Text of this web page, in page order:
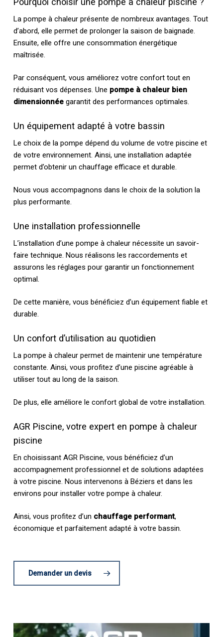
La pompe à chaleur présente de nombreux avantages. Tout
d’abord, elle permet de prolonger la saison de baignade.
Ensuite, elle offre une consommation énergétique
maîtrisée.
Par conséquent, vous améliorez votre confort tout en
réduisant vos dépenses. Une pompe à chaleur bien
dimensionnée garantit des performances optimales.
Un équipement adapté à votre bassin
Le choix de la pompe dépend du volume de votre piscine et
de votre environnement. Ainsi, une installation adaptée
permet d’obtenir un chauffage efficace et durable.
Nous vous accompagnons dans le choix de la solution la
plus performante.
Une installation professionnelle
L’installation d’une pompe à chaleur nécessite un savoir-
faire technique. Nous réalisons les raccordements et
assurons les réglages pour garantir un fonctionnement
optimal.
De cette manière, vous bénéficiez d’un équipement fiable et
durable.
Un confort d’utilisation au quotidien
La pompe à chaleur permet de maintenir une température
constante. Ainsi, vous profitez d’une piscine agréable à
utiliser tout au long de la saison.
De plus, elle améliore le confort global de votre installation.
AGR Piscine, votre expert en pompe à chaleur
piscine
En choisissant AGR Piscine, vous bénéficiez d’un
accompagnement professionnel et de solutions adaptées
à votre piscine. Nous intervenons à Béziers et dans les
environs pour installer votre pompe à chaleur.
Ainsi, vous profitez d’un chauffage performant,
économique et parfaitement adapté à votre bassin.
Demander un devis